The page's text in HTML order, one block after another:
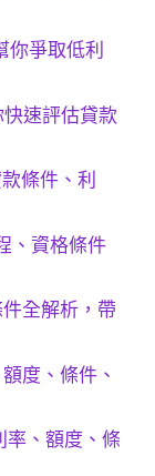
你爭取低利
速評估貸款
條件、利
、資格條件
全解析，帶
度、條件、
、額度、條